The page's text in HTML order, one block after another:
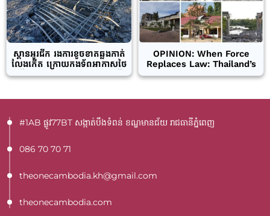
ស្ពានអូរជីក រងការខូចខាតឆ្លងកាត់
លែងកើត ក្រោយកងទ័ពអាកាសថៃ
ប្រើយន្តហោះចម្បាំង F16 ចំនួនពីរ
OPINION: When Force
Replaces Law: Thailand’s
Invasion of Cambodia and
#1AB ផ្លូវ77BT​ សង្កាត់បឹងទំពន់ ខណ្ឌមានជ័យ រាជធានីភ្នំពេញ
086 70 70 71
theonecambodia.kh@gmail.com
theonecambodia.com